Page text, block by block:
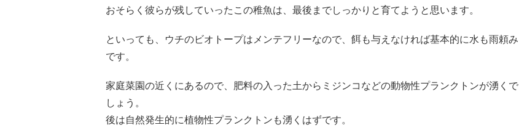
おそらく彼らが残していったこの稚魚は、最後までしっかりと育てようと思います。
といっても、ウチのビオトープはメンテフリーなので、餌も与えなければ基本的に水も雨頼み
です。
家庭菜園の近くにあるので、肥料の入った土からミジンコなどの動物性プランクトンが湧くで
しょう。
後は自然発生的に植物性プランクトンも湧くはずです。